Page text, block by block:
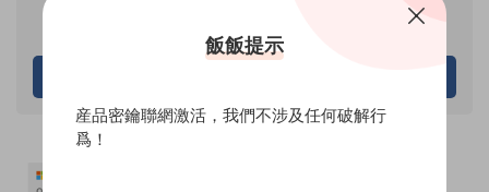
僅限VIP下載
飯飯提示
産品密鑰聯網激活，我們不涉及任何破解行
爲！